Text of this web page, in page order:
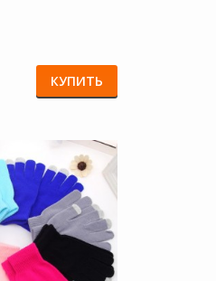
КУПИТЬ